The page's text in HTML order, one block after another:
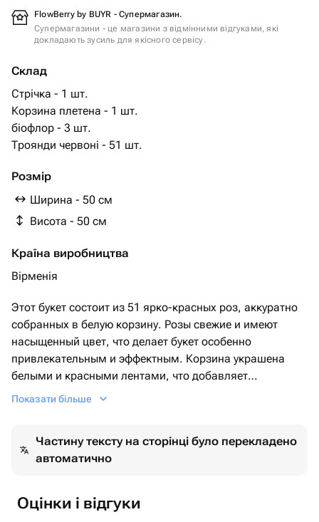
FlowBerry by BUYR - Супермагазин.
Супермагазини - це магазини з відмінними відгуками, які
докладають зусиль для якісного сервісу.
Склад
Стрічка - 1 шт.
Корзина плетена - 1 шт.
біофлор - 3 шт.
Троянди червоні - 51 шт.
Розмір
Ширина - 50 см
Висота - 50 см
Країна виробництва
Вірменія
Этот букет состоит из 51 ярко-красных роз, аккуратно
собранных в белую корзину. Розы свежие и имеют
насыщенный цвет, что делает букет особенно
привлекательным и эффектным. Корзина украшена
белыми и красными лентами, что добавляет
композиции элегантности и завершенности.
Показати більше
Частину тексту на сторінці було перекладено
автоматично
Оцінки і відгуки